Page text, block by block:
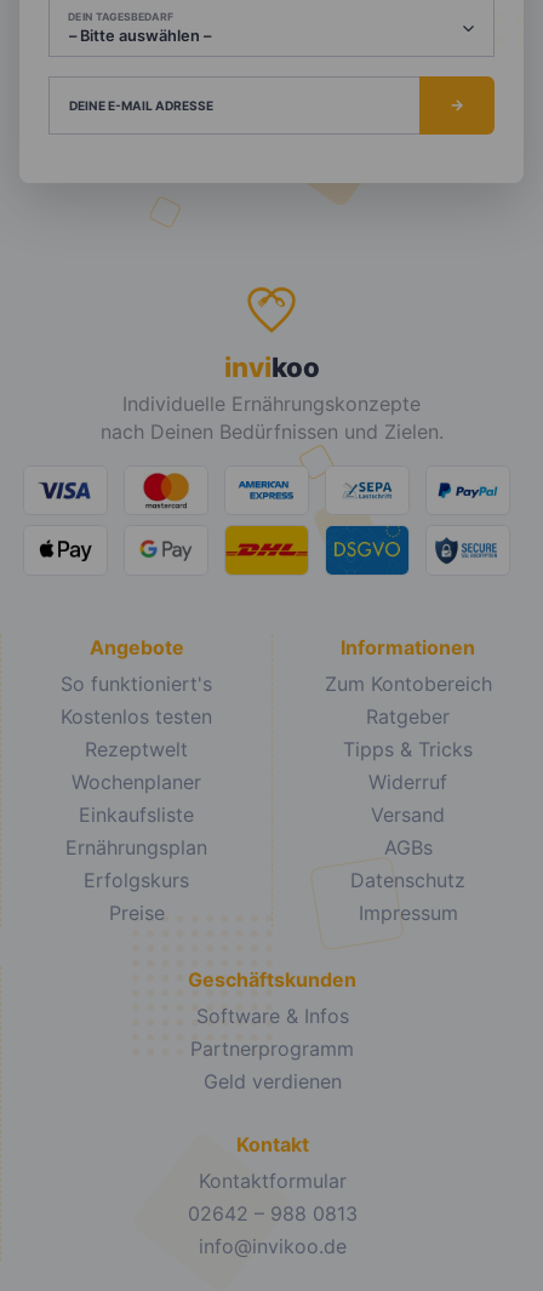
DEIN TAGESBEDARF
DEINE E-MAIL ADRESSE
invikoo
Individuelle Ernährungskonzepte
nach Deinen Bedürfnissen und Zielen.
Angebote
So funktioniert's
Kostenlos testen
Rezeptwelt
Wochenplaner
Einkaufsliste
Ernährungsplan
Erfolgskurs
Preise
Informationen
Zum Kontobereich
Ratgeber
Tipps & Tricks
Widerruf
Versand
AGBs
Datenschutz
Impressum
Geschäftskunden
Software & Infos
Partnerprogramm
Geld verdienen
Kontakt
Kontaktformular
02642 – 988 0813
info@invikoo.de